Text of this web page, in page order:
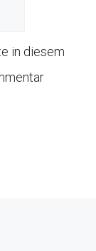
in diesem